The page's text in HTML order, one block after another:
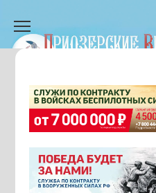
содержанию